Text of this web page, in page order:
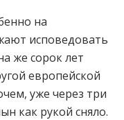
на
исповедовать
же сорок лет
европейской
уже через три
как рукой сняло.